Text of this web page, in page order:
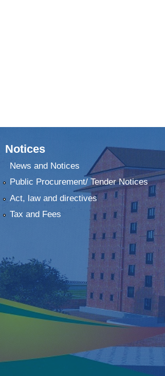
Notices
News and Notices
Public Procurement/ Tender Notices
Act, law and directives
Tax and Fees